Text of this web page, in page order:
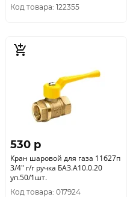
Код товара: 122355
530 p
Кран шаровой для газа 11б27п
3/4" г/г ручка БАЗ.А10.0.20
уп.50/1шт.
Код товара: 017924